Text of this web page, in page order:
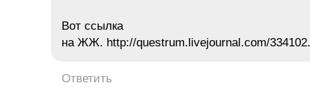
Вот ссылка
на ЖЖ. http://questrum.livejournal.com/
Ответить